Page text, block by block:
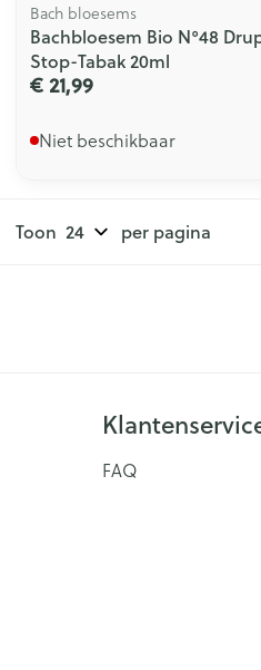
Bach bloesems
Bachbloesem Bio N°48
Stop-Tabak 20ml
€ 21,99
Niet beschikbaar
Toon per pagina
FAQ